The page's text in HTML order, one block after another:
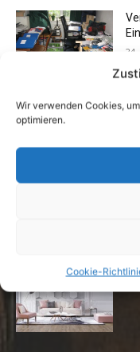
Wir verwenden Cookies,
optimieren.
Cookie-
Die Redaktion